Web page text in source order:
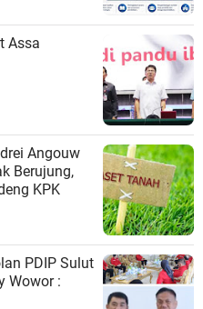
Assa
Angouw
Berujung,
KPK
PDIP Sulut
Wowor :